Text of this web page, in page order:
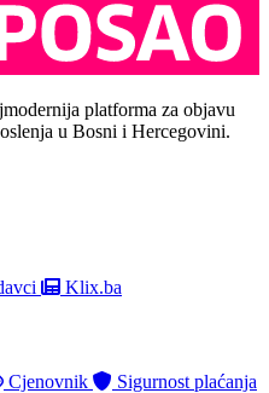
platforma za objavu
u Bosni i Hercegovini.
Klix.ba
Cjenovnik Sigurnost plaćanja